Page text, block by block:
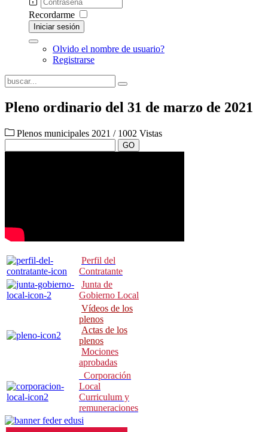
Recordarme
Iniciar sesión
Olvido el nombre de usuario?
Registrarse
Pleno ordinario del 31 de marzo de 2021
Plenos municipales 2021 / 1002 Vistas
GO
Perfil del
Contratante
Junta de
Gobierno Local
Vídeos de los
plenos
Actas de los
plenos
Mociones
aprobadas
Corporación
Local
Curriculum y
remuneraciones